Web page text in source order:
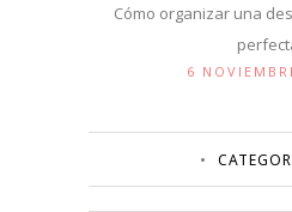
Cómo organizar una
6